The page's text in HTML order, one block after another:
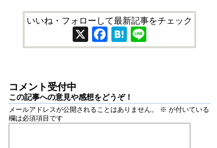
いいね・フォローして最新記事をチェック
X Facebook
Hatena
コメント受付中
この記事への意見や感想をどうぞ！
メールアドレスが公開されることはありません。 ※ が付いている
欄は必須項目です